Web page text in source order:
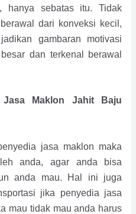
hanya sebatas itu. Tidak
dari konveksi kecil,
gambaran motivasi
dan terkenal berawal
Maklon Jahit Baju
jasa maklon maka
anda, agar anda bisa
anda mau. Hal ini juga
jika penyedia jasa
mau tidak mau anda harus